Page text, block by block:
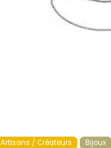
Artisans / Créateurs Bijoux